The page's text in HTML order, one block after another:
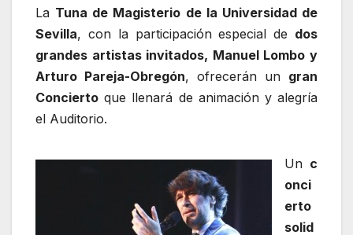
La Tuna de Magisterio de la Universidad de
Sevilla, con la participación especial de dos
grandes artistas invitados, Manuel Lombo y
Arturo Pareja-Obregón, ofrecerán un gran
Concierto que llenará de animación y alegría
el Auditorio.
Un c
onci
erto
solid